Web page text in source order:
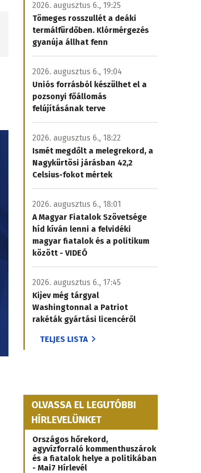
2026. augusztus 6., 19:25
Tömeges rosszullét a deáki
termálfürdőben. Klórmérgezés
gyanúja állhat fenn
2026. augusztus 6., 19:04
Uniós forrásból készülhet el a
pozsonyi főállomás
felújításának terve
2026. augusztus 6., 18:22
Ismét megdőlt a melegrekord, a
Nagykürtösi járásban 42,2
Celsius-fokot mértek
2026. augusztus 6., 18:01
A Magyar Fiatalok Szövetsége
híd kíván lenni a felvidéki
magyar fiatalok és a politikum
között - VIDEÓ
2026. augusztus 6., 17:45
Kijev még tárgyal
Washingtonnal a Patriot
rakéták gyártási licencéről
TELJES LISTA
OLVASSA EL LEGUTÓBBI
HÍRLEVELÜNKET
Országos hőrekord,
agyvízforraló kommenthuszárok
és a fiatalok helye a politikában
- Mai7 Hírlevél